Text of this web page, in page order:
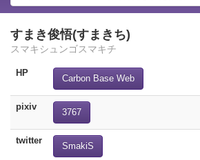
すまき俊悟(すまきち)
スマキシュンゴスマキチ
HP
Carbon Base Web
pixiv
3767
twitter
SmakiS